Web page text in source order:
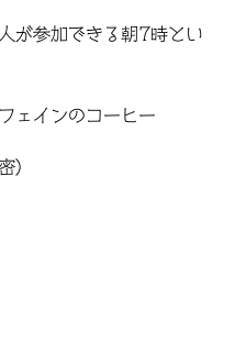
が参加できる朝7時とい
ェインのコーヒー
）